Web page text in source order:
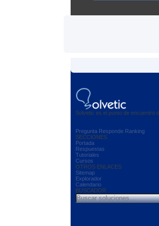
Solvetic es el punto de encuentro
Pregunta Responde Ranking
SECCIONES
Portada
Respuestas
Tutoriales
Cursos
OTROS ENLACES
Sitemap
Explorador
Calendario
BUSCADOR